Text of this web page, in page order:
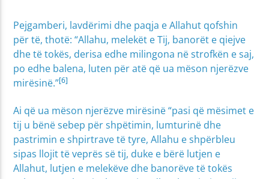
Pejgamberi, lavdërimi dhe paqja e Allahut qofshin
për të, thotë: “Allahu, melekët e Tij, banorët e qiejve
dhe të tokës, derisa edhe milingona në strofkën e saj,
po edhe balena, luten për atë që ua mëson njerëzve
mirësinë.”[6]
Ai që ua mëson njerëzve mirësinë “pasi që mësimet e
tij u bënë sebep për shpëtimin, lumturinë dhe
pastrimin e shpirtrave të tyre, Allahu e shpërbleu
sipas llojit të veprës së tij, duke e bërë lutjen e
Allahut, lutjen e melekëve dhe banorëve të tokës